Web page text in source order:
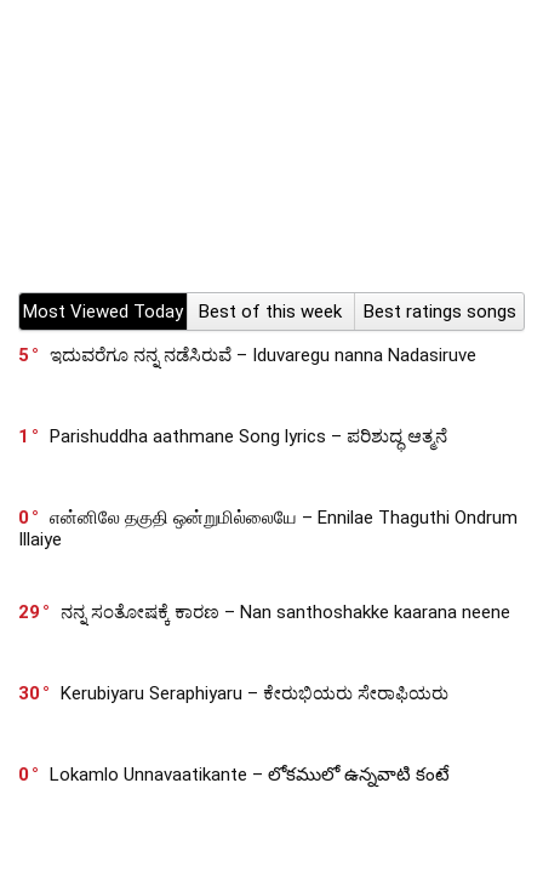
Most Viewed Today Best of this week
Best ratings songs
5
ಇದುವರೆಗೂ ನನ್ನ ನಡೆಸಿರುವೆ – Iduvaregu nanna Nadasiruve
1 Parishuddha aathmane Song lyrics – ಪರಿಶುದ್ಧ ಆತ್ಮನೆ
0
என்னிலே தகுதி ஒன்றுமில்லையே – Ennilae Thaguthi Ondrum
Illaiye
29 ನನ್ನ ಸಂತೋಷಕ್ಕೆ ಕಾರಣ – Nan santhoshakke kaarana neene
30 Kerubiyaru Seraphiyaru – ಕೇರುಭಿಯರು ಸೇರಾಫಿಯರು
0 Lokamlo Unnavaatikante – లోకములో ఉన్నవాటి కంటే